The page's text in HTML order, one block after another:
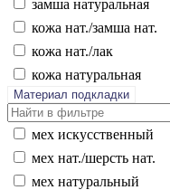
зам­ша на­тураль­ная
ко­жа нат./зам­ша нат.
ко­жа нат./лак
ко­жа на­тураль­ная
Материал подкладки
мех ис­кусс­твен­ный
мех нат./шерсть нат.
мех на­тураль­ный